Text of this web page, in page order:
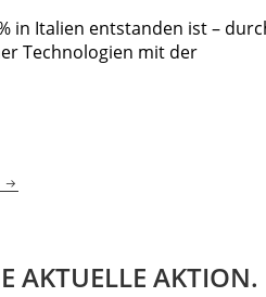
in Italien entstanden ist –
Technologien mit der
AKTUELLE AKTION.